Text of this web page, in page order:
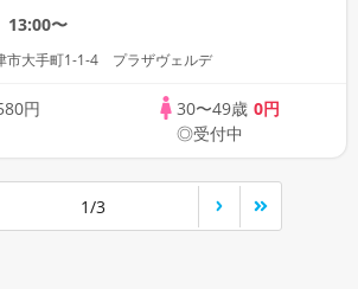
13:00〜
市大手町1-1-4 プラザヴェルデ
円
30〜49歳 0円
◎受付中
1/3